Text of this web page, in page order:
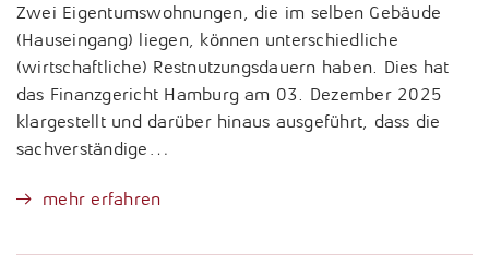
Zwei Eigentumswohnungen, die im selben Gebäude
(Hauseingang) liegen, können unterschiedliche
(wirtschaftliche) Restnutzungsdauern haben. Dies hat
das Finanzgericht Hamburg am 03. Dezember 2025
klargestellt und darüber hinaus ausgeführt, dass die
sachverständige…
mehr erfahren